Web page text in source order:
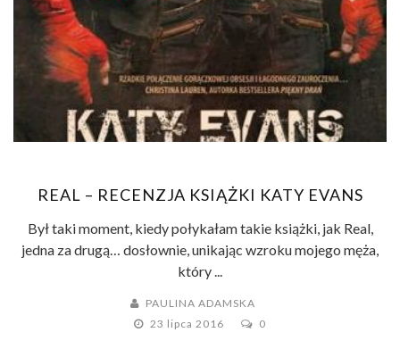
REAL – RECENZJA KSIĄŻKI KATY EVANS
Był taki moment, kiedy połykałam takie książki, jak Real,
jedna za drugą… dosłownie, unikając wzroku mojego męża,
który ...
PAULINA ADAMSKA
23 lipca 2016
0